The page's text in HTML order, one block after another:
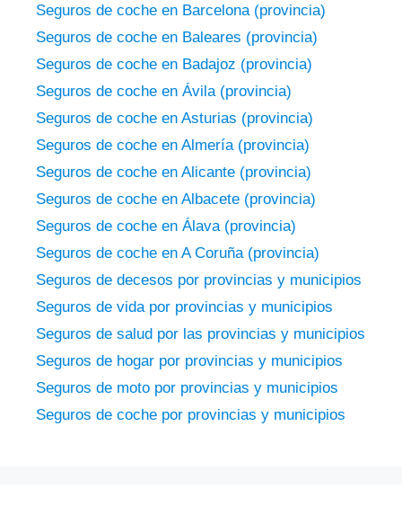
Seguros de coche en Barcelona (provincia)
Seguros de coche en Baleares (provincia)
Seguros de coche en Badajoz (provincia)
Seguros de coche en Ávila (provincia)
Seguros de coche en Asturias (provincia)
Seguros de coche en Almería (provincia)
Seguros de coche en Alicante (provincia)
Seguros de coche en Albacete (provincia)
Seguros de coche en Álava (provincia)
Seguros de coche en A Coruña (provincia)
Seguros de decesos por provincias y municipios
Seguros de vida por provincias y municipios
Seguros de salud por las provincias y municipios
Seguros de hogar por provincias y municipios
Seguros de moto por provincias y municipios
Seguros de coche por provincias y municipios